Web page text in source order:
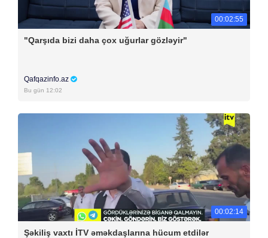
00:02:55
"Qarşıda bizi daha çox uğurlar gözləyir"
Qafqazinfo.az
Bu gün 12:02
00:02:14
Şəkiliş vaxtı İTV əməkdaşlarına hücum etdilər